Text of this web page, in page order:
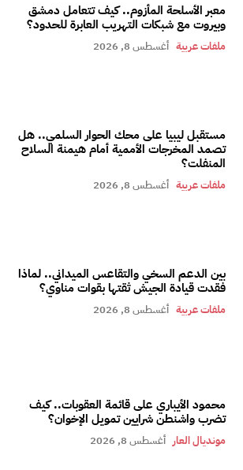
معبر الأسلحة المأزوم.. كيف تتعامل دمشق
وبيروت مع شبكات التهريب العابرة للحدود؟
ملفات عربية أغسطس 8, 2026
مستقبل ليبيا على محك الحوار السلمي.. هل
تصمد المخرجات الأممية أمام هيمنة السلاح
المنفلت؟
ملفات عربية أغسطس 8, 2026
بين الدعم السخي والتقاعس الميداني.. لماذا
فقدت قيادة الجيش ثقتها بقوات مناوي؟
ملفات عربية أغسطس 8, 2026
محمود الأيباري على قائمة العقوبات.. كيف
تضرب واشنطن شرايين تمويل الإخوان؟
مونديال العار أغسطس 8, 2026